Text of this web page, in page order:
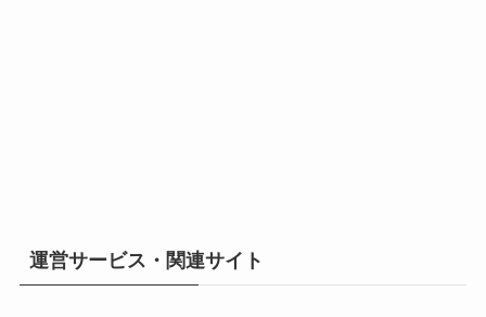
運営サービス・関連サイト